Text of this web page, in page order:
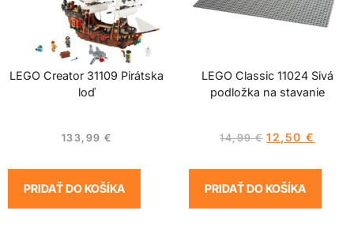
LEGO Creator 31109 Pirátska
loď
133,99 €
PRIDAŤ DO KOŠÍKA
LEGO Classic 11024 Sivá
podložka na stavanie
14,99€ 12,50€
PRIDAŤ DO KOŠÍKA